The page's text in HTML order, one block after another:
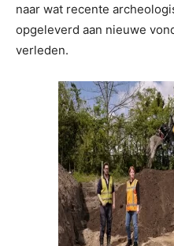
naar wat recente
opgeleverd aan nieuwe
verleden.